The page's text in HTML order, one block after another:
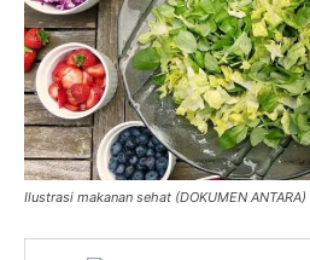
Ilustrasi makanan sehat (DOKUMEN ANTARA)